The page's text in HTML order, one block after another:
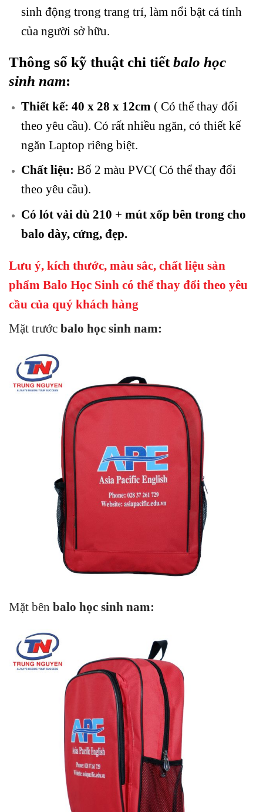
sinh động trong trang trí, làm nổi bật cá tính
của người sở hữu.
Thông số kỹ thuật chi tiếtbalo học
sinh nam:
Thiết kế: 40 x 28 x 12cm ( Có thể thay đổi
theo yêu cầu). Có rất nhiều ngăn, có thiết kế
ngăn Laptop riêng biệt.
Chất liệu: Bố 2 màu PVC( Có thể thay đổi
theo yêu cầu).
Có lót vải dù 210 + mút xốp bên trong cho
balo dày, cứng, đẹp.
Lưu ý, kích thước, màu sắc, chất liệu sản
phẩm Balo Học Sinh có thể thay đổi theo yêu
cầu của quý khách hàng
Mặt trước balo học sinh nam:
Mặt bên balo học sinh nam: